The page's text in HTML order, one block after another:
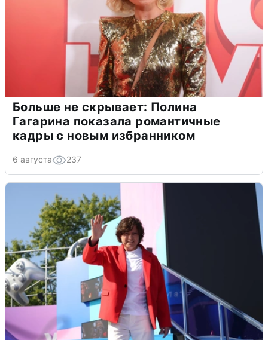
Больше не скрывает: Полина
Гагарина показала романтичные
кадры с новым избранником
6 августа 237